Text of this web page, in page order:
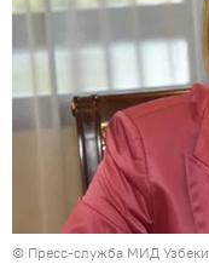
© Пресс-служба МИД